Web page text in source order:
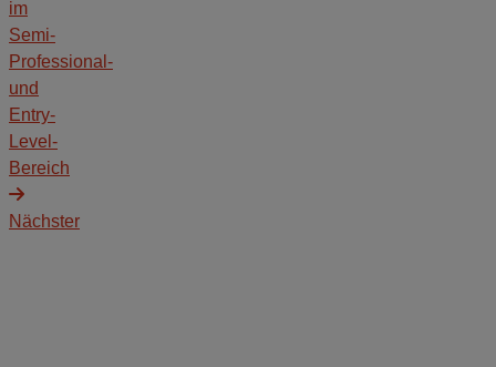
im
Semi-
Professional-
und
Entry-
Level-
Bereich
Nächster